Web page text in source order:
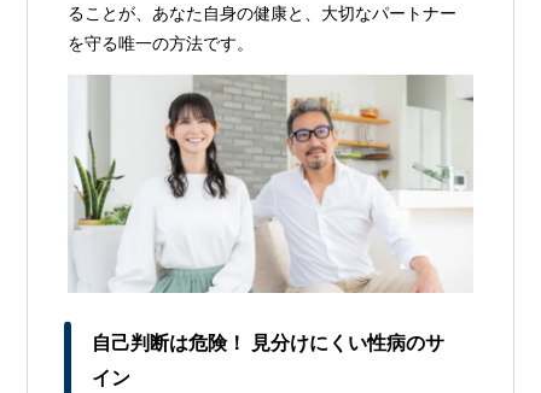
ることが、あなた自身の健康と、大切なパートナー
を守る唯一の方法です。
自己判断は危険！ 見分けにくい性病のサ
イン